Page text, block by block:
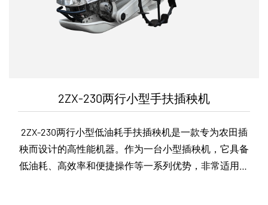
2ZX-230两行小型手扶插秧机
2ZX-230两行小型低油耗手扶插秧机是一款专为农田插
秧而设计的高性能机器。作为一台小型插秧机，它具备
低油耗、高效率和便捷操作等一系列优势，非常适用于